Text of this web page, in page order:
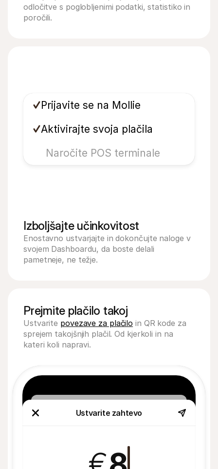
odločitve s poglobljenimi podatki, statistiko in
poročili.
Prijavite se na Mollie
Aktivirajte svoja plačila
Naročite POS terminale
Izboljšajte učinkovitost
Enostavno ustvarjajte in dokončujte naloge v
svojem Dashboardu, da boste delali
pametneje, ne težje.
Prejmite plačilo takoj
Ustvarite povezave za plačilo in QR kode za
sprejem takojšnjih plačil. Od kjerkoli in na
kateri koli napravi.
Ustvarite zahtevo